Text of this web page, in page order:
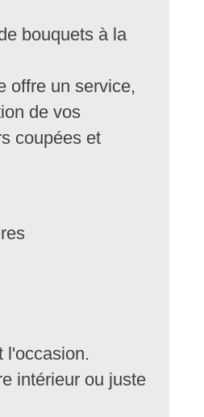
bouquets à la
offre un service,
de vos
coupées et
l'occasion.
intérieur ou juste